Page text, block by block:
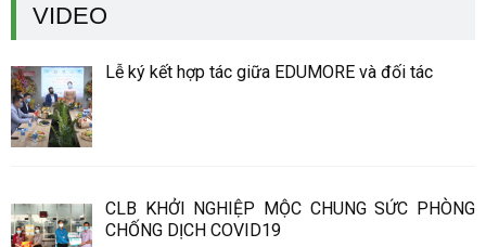
VIDEO
Lễ ký kết hợp tác giữa EDUMORE và đối tác
CLB KHỞI NGHIỆP MỘC CHUNG SỨC PHÒNG
CHỐNG DỊCH COVID19